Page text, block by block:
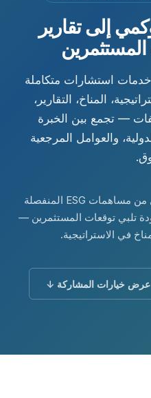
إلى تقارير
خدمات استشارات متكاملة
المناخ، التقارير،
— تجمع بين الخبرة
والعوامل المرجعية
نساعد المؤسسات على الانتقال من مساهمات ESG المنفصلة
تلبي توقعات المستثمرين —
في الاستراتيجية.
عرض خيارات المشاركة ↓